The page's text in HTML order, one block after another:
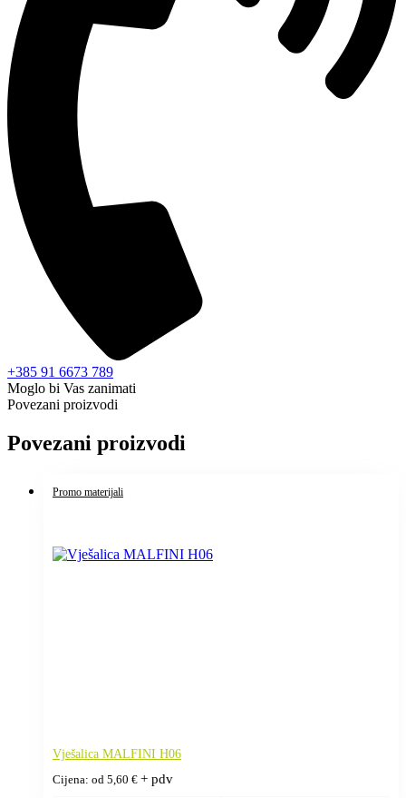
+385 91 6673 789
Moglo bi Vas zanimati
Povezani proizvodi
Povezani proizvodi
Promo materijali
Vješalica MALFINI H06
Cijena: od 5,60 € + pdv